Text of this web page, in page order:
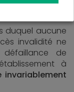
duquel aucune
invalidité ne
de
à